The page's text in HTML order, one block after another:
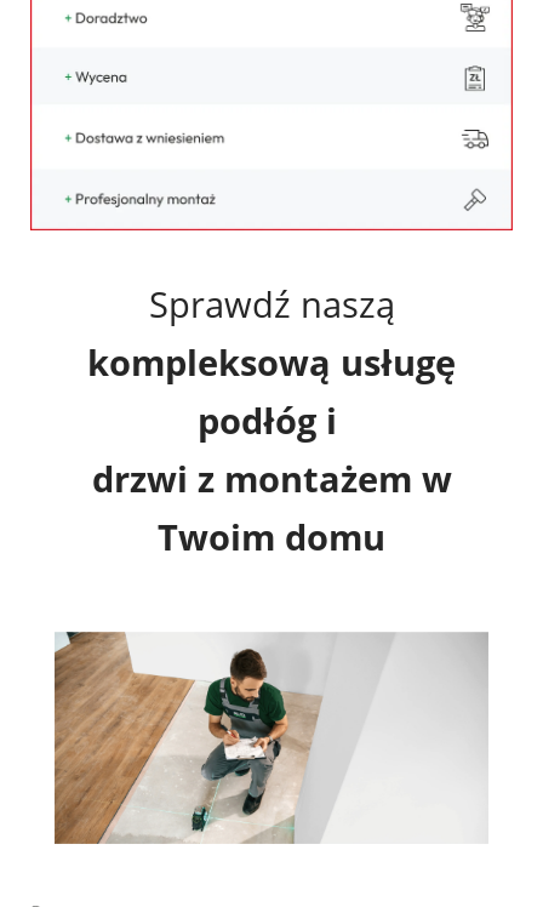
Sprawdź naszą
kompleksową usługę
podłóg i
drzwi z montażem w
Twoim domu